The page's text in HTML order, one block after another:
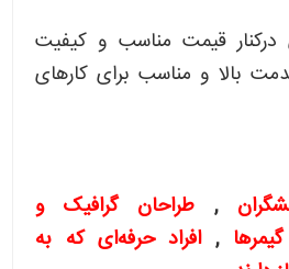
درکنار قیمت مناسب و کیفیت
بالا و مناسب برای کارهای
, طراحان گرافیک و
گیمرها,افراد حرفه‌ای که به